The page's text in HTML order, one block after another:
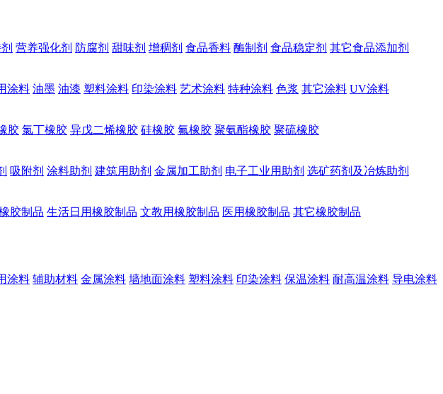
营养强化剂 防腐剂 甜味剂 增稠剂 食品香料 酶制剂 食品稳定剂 其它食品添加剂
涂料 油墨 油漆 塑料涂料 印染涂料 艺术涂料 特种涂料 色浆 其它涂料 UV涂料
胶 氯丁橡胶 异戊二烯橡胶 硅橡胶 氟橡胶 聚氨酯橡胶 聚硫橡胶
吸附剂 涂料助剂 建筑用助剂 金属加工助剂 电子工业用助剂 选矿药剂及冶炼助剂
胶制品 生活日用橡胶制品 文教用橡胶制品 医用橡胶制品 其它橡胶制品
涂料 辅助材料 金属涂料 墙地面涂料 塑料涂料 印染涂料 保温涂料 耐高温涂料 导电涂料